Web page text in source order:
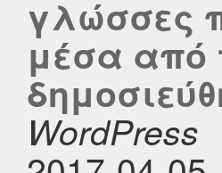
γλώσσες
μέσα από
WordPress